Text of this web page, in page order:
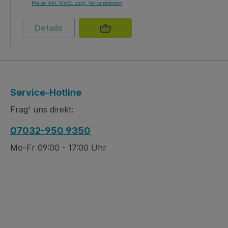
Preise inkl. MwSt. zzgl. Versandkosten
Details
Service-Hotline
Frag' uns direkt:
07032-950 9350
Mo-Fr 09:00 - 17:00 Uhr